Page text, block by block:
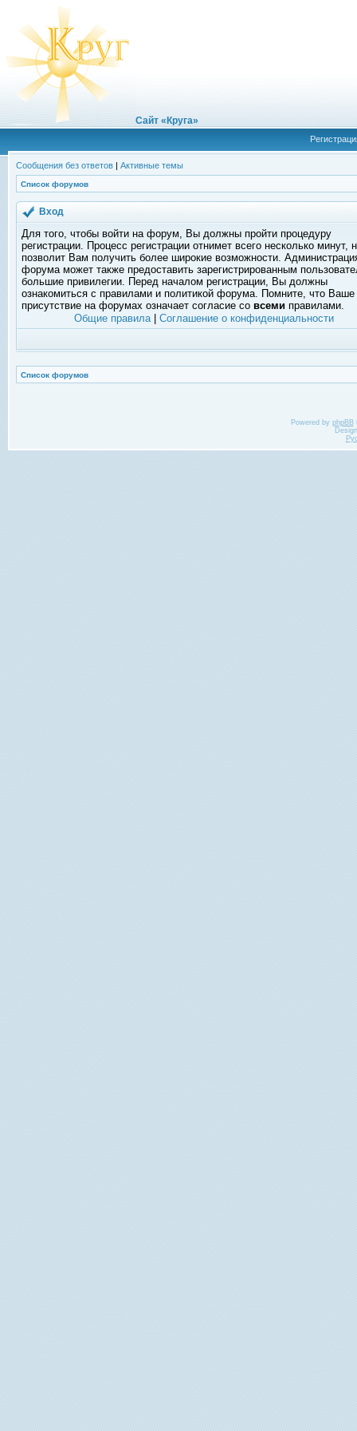
Сайт «Круга»
Сообщения без ответов | Активные темы
Список форумов
Вход
Для того, чтобы войти на форум, Вы должны пройти процедуру
регистрации. Процесс регистрации отнимет всего несколько минут,
позволит Вам получить более широкие возможности.
форума может также предоставить зарегистрированным
большие привилегии. Перед началом регистрации, Вы должны
ознакомиться с правилами и политикой форума. Помните, что Ваше
присутствие на форумах означает согласие со всеми правилами.
Общие правила| Соглашение о конфиденциальности
Список форумов
Powered by phpBB